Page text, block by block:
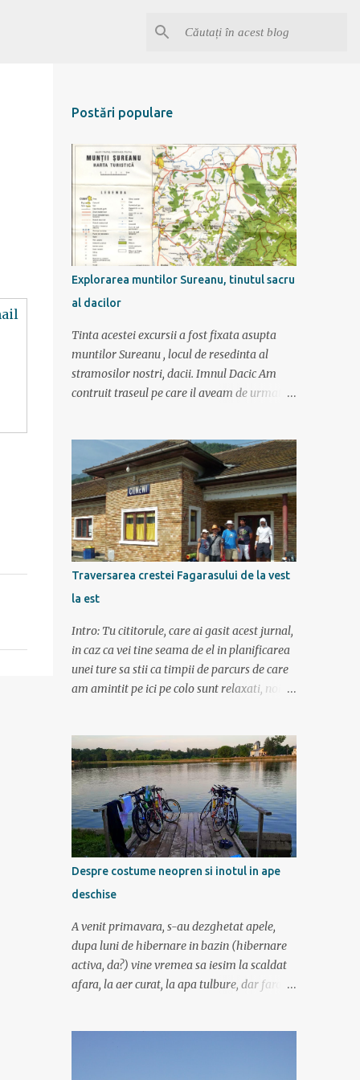
Postări populare
Explorarea muntilor Sureanu, tinutul sacru
al dacilor
Tinta acestei excursii a fost fixata asupta
muntilor Sureanu , locul de resedinta al
stramosilor nostri, dacii. Imnul Dacic Am
contruit traseul pe care il aveam de urmat
zile ca doar de aia e vacanta. Am plecat
sambata 30 iulie pe ruta Pitesti, Rm. Valcea,
Novaci, Ranca, Sebes, Orastie. Si cum se
putea sa plecam decat cu masina dacilor, ce-
i drept restilizata si imbunatatita, denumita
acum Dacia Logan. Ne-am inarmat cu 3-4
harti si cu un plan bine documentat de vreo
15 pagini (cine il vrea sa ridice mana sus). Am
inghesuit cu greu rucsacii, corturile, sacii de
dormit si mancarea in masina.
Traversarea crestei Fagarasului de la vest
la est
Intro: Tu cititorule, care ai gasit acest jurnal,
in caz ca vei tine seama de el in planificarea
unei ture sa stii ca timpii de parcurs de care
am amintit pe ici pe colo sunt relaxati, noi
si mancare cat pentru 5 zile. In plus de ce ne-
am fi grabit cand era asa de frumos? :) Ziua I
Dupa tura de leneveala de la mare/delta se
cuvenea ceva tare la munte, la altitudine, la
aer curat. Si unde se putea mai sus decat in
Muntii Fagaras , cea mai lunga creasta
montana din Romania si cu cele mai inalte
trei varfuri: Moldoveanu, Negoiu si Vistea
Mare. Am planuit sa parcurgem toata
creasta in 5 zile, de la vest la est. In total 70
de km. De la orele de geografie din scoala ne
aminteam ca grupa Muntilor Fagaras se
intinde intre Turnu Rosu (pe Valea Oltului) si
unde luam trenul pret de jumatate de ora
Despre costume neopren si inotul in ape
deschise
A venit primavara, s-au dezghetat apele,
dupa luni de hibernare in bazin (hibernare
activa, da?) vine vremea sa iesim la scaldat
afara, la aer curat, la apa tulbure, dar fara